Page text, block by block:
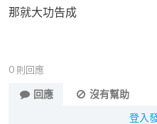
那就大功告成
0 則回應
回應
沒有幫助
登入